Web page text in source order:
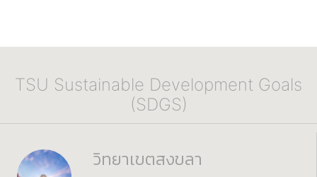
TSU Sustainable Development Goals
(SDGS)
วิทยาเขตสงขลา